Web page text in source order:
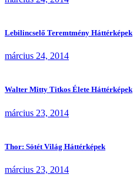
Lebilincselő Teremtmény Háttérképek
március 24, 2014
Walter Mitty Titkos Élete Háttérképek
március 23, 2014
Thor: Sötét Világ Háttérképek
március 23, 2014